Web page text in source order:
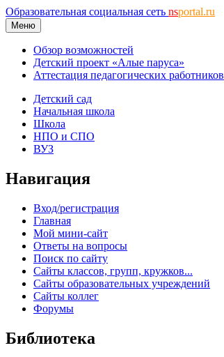
Образовательная социальная сеть nsportal.ru
Меню
Обзор возможностей
Детский проект «Алые паруса»
Аттестация педагогических работников
Детский сад
Начальная школа
Школа
НПО и СПО
ВУЗ
Навигация
Вход/регистрация
Главная
Мой мини-сайт
Ответы на вопросы
Поиск по сайту
Сайты классов, групп, кружков...
Сайты образовательных учреждений
Сайты коллег
Форумы
Библиотека